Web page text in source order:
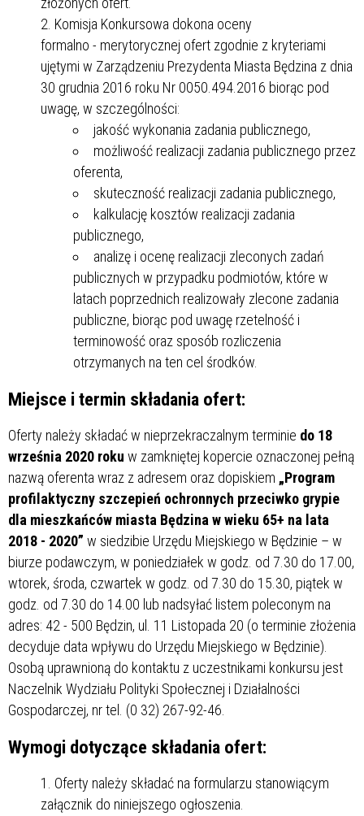
Komisja Konkursowa dokona oceny
formalno - merytorycznej ofert zgodnie z kryteriami
ujętymi w Zarządzeniu Prezydenta Miasta Będzina z dnia
30 grudnia 2016 roku Nr 0050.494.2016 biorąc pod
uwagę, w szczególności:
jakość wykonania zadania publicznego,
możliwość realizacji zadania publicznego przez
oferenta,
skuteczność realizacji zadania publicznego,
kalkulację kosztów realizacji zadania
publicznego,
analizę i ocenę realizacji zleconych zadań
publicznych w przypadku podmiotów, które w
latach poprzednich realizowały zlecone zadania
publiczne, biorąc pod uwagę rzetelność i
terminowość oraz sposób rozliczenia
otrzymanych na ten cel środków.
Miejsce i termin składania ofert:
Oferty należy składać w nieprzekraczalnym terminie do 18
września 2020 roku w zamkniętej kopercie oznaczonej pełną
nazwą oferenta wraz z adresem oraz dopiskiem „Program
profilaktyczny szczepień ochronnych przeciwko grypie
dla mieszkańców miasta Będzina w wieku 65+ na lata
2018 - 2020” w siedzibie Urzędu Miejskiego w Będzinie – w
biurze podawczym, w poniedziałek w godz. od 7.30 do 17.00,
wtorek, środa, czwartek w godz. od 7.30 do 15.30, piątek w
godz. od 7.30 do 14.00 lub nadsyłać listem poleconym na
adres: 42 - 500 Będzin, ul. 11 Listopada 20 (o terminie złożenia
decyduje data wpływu do Urzędu Miejskiego w Będzinie).
Osobą uprawnioną do kontaktu z uczestnikami konkursu jest
Naczelnik Wydziału Polityki Społecznej i Działalności
Gospodarczej, nr tel. (0 32) 267-92-46.
Wymogi dotyczące składania ofert:
Oferty należy składać na formularzu stanowiącym
załącznik do niniejszego ogłoszenia.